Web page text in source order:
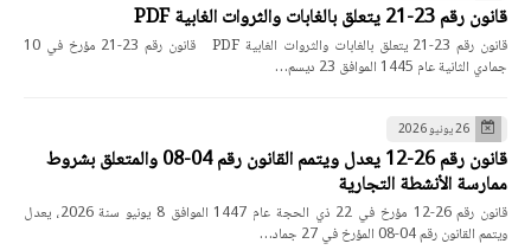
قانون رقم 23-21 يتعلق بالغابات والثروات الغابية PDF
قانون رقم 23-21 يتعلق بالغابات والثروات الغابية PDF قانون رقم 23-21 مؤرخ في 10
جمادي الثانية عام 1445 الموافق 23 ديسم…
26 يونيو 2026
قانون رقم 26-12 يعدل ويتمم القانون رقم 04-08 والمتعلق بشروط
ممارسة الأنشطة التجارية
قانون رقم 26-12 مؤرخ في 22 ذي الحجة عام 1447 الموافق 8 يونيو سنة 2026، يعدل
ويتمم القانون رقم 04-08 المؤرخ في 27 جماد…